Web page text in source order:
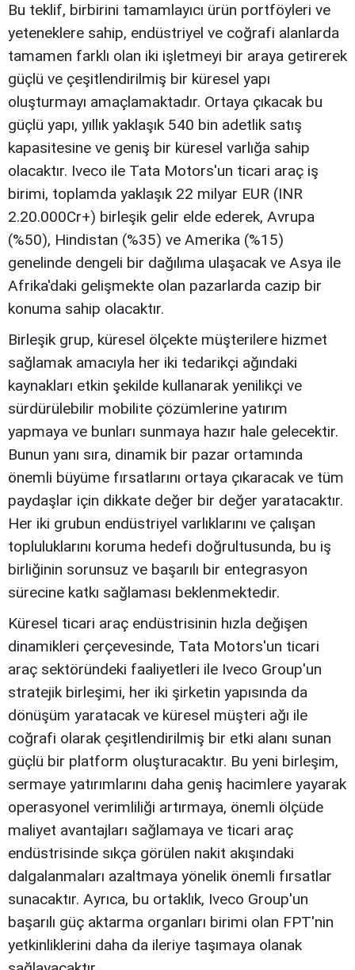
Bu teklif, birbirini tamamlayıcı ürün portföyleri ve
yeteneklere sahip, endüstriyel ve coğrafi alanlarda
tamamen farklı olan iki işletmeyi bir araya getirerek
güçlü ve çeşitlendirilmiş bir küresel yapı
oluşturmayı amaçlamaktadır. Ortaya çıkacak bu
güçlü yapı, yıllık yaklaşık 540 bin adetlik satış
kapasitesine ve geniş bir küresel varlığa sahip
olacaktır. Iveco ile Tata Motors'un ticari araç iş
birimi, toplamda yaklaşık 22 milyar EUR (INR
2.20.000Cr+) birleşik gelir elde ederek, Avrupa
(%50), Hindistan (%35) ve Amerika (%15)
genelinde dengeli bir dağılıma ulaşacak ve Asya ile
Afrika'daki gelişmekte olan pazarlarda cazip bir
konuma sahip olacaktır.
Birleşik grup, küresel ölçekte müşterilere hizmet
sağlamak amacıyla her iki tedarikçi ağındaki
kaynakları etkin şekilde kullanarak yenilikçi ve
sürdürülebilir mobilite çözümlerine yatırım
yapmaya ve bunları sunmaya hazır hale gelecektir.
Bunun yanı sıra, dinamik bir pazar ortamında
önemli büyüme fırsatlarını ortaya çıkaracak ve tüm
paydaşlar için dikkate değer bir değer yaratacaktır.
Her iki grubun endüstriyel varlıklarını ve çalışan
topluluklarını koruma hedefi doğrultusunda, bu iş
birliğinin sorunsuz ve başarılı bir entegrasyon
sürecine katkı sağlaması beklenmektedir.
Küresel ticari araç endüstrisinin hızla değişen
dinamikleri çerçevesinde, Tata Motors'un ticari
araç sektöründeki faaliyetleri ile Iveco Group'un
stratejik birleşimi, her iki şirketin yapısında da
dönüşüm yaratacak ve küresel müşteri ağı ile
coğrafi olarak çeşitlendirilmiş bir etki alanı sunan
güçlü bir platform oluşturacaktır. Bu yeni birleşim,
sermaye yatırımlarını daha geniş hacimlere yayarak
operasyonel verimliliği artırmaya, önemli ölçüde
maliyet avantajları sağlamaya ve ticari araç
endüstrisinde sıkça görülen nakit akışındaki
dalgalanmaları azaltmaya yönelik önemli fırsatlar
sunacaktır. Ayrıca, bu ortaklık, Iveco Group'un
başarılı güç aktarma organları birimi olan FPT'nin
yetkinliklerini daha da ileriye taşımaya olanak